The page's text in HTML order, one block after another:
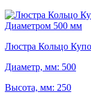
Диаметром 500 мм
Люстра Кольцо
Диаметр, мм: 500
Высота, мм: 250